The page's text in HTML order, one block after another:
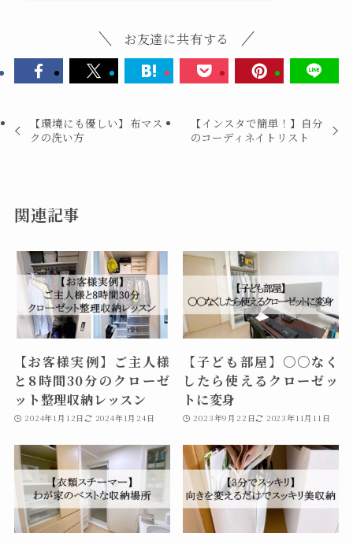
お友達に共有する
【環境にも優しい】布マス
クの洗い方
【インスタで簡単！】自分
のコーディネイトリスト
関連記事
【お客様実例】ご主人様
と8時間30分のクローゼ
ット整理収納レッスン
2024年1月12日 2024年1月24日
【子ども部屋】〇〇なく
したら使えるクローゼッ
トに変身
2023年9月22日 2023年11月11日